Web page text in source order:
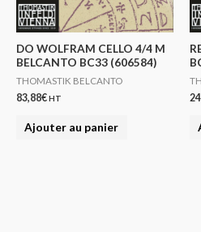
DO WOLFRAM CELLO 4/4 M
BELCANTO BC33 (606584)
THOMASTIK BELCANTO
83,88€HT
Ajouter au panier